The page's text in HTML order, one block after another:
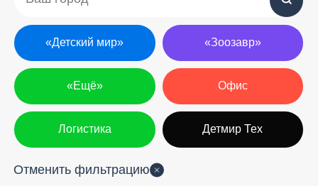
В каждой игрушке –
Сеть магазинов с товарами для домашних
животных.
Улучшаем жизнь
пользователей, упрощаем
работу сотрудников и растим
метрики цифровых продуктов
Детского мира, Зоозавра
В каждой доставке – путь к
В каждом проекте – открытие
Отменить фильтрацию
«Детский мир» «Зоозавр»
«Ещё» Офис
Логистика Детмир Тех